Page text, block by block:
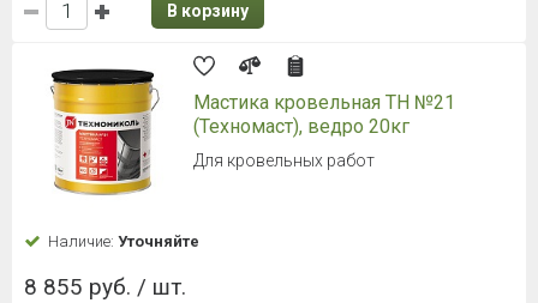
В корзину
Мастика кровельная ТН №21
(Техномаст), ведро 20кг
Для кровельных работ
Наличие: Уточняйте
8 855 руб. / шт.